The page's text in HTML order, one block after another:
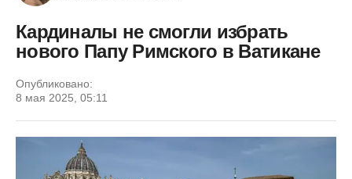
Кардиналы не смогли избрать
нового Папу Римского в Ватикане
Опубликовано:
8 мая 2025, 05:11